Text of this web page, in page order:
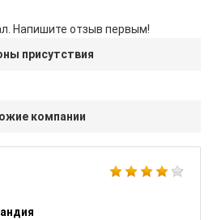
Напишите отзыв первым!
присутствия
компании